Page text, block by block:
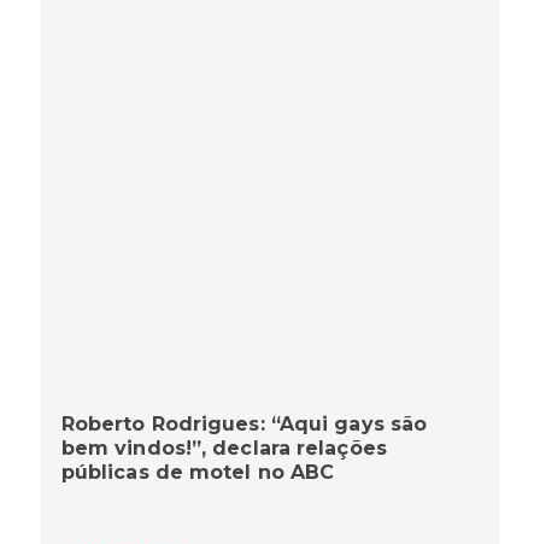
Roberto Rodrigues: “Aqui gays são
bem vindos!”, declara relações
públicas de motel no ABC